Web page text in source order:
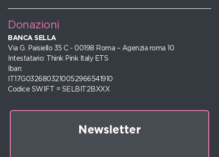
Donazioni
BANCA SELLA
Via G. Paisiello 35 C - 00198 Roma – Agenzia roma 10
Intestatario: Think Pink Italy ETS
Iban:
IT17G0326803210052966541910
Codice SWIFT = SELBIT2BXXX
Newsletter